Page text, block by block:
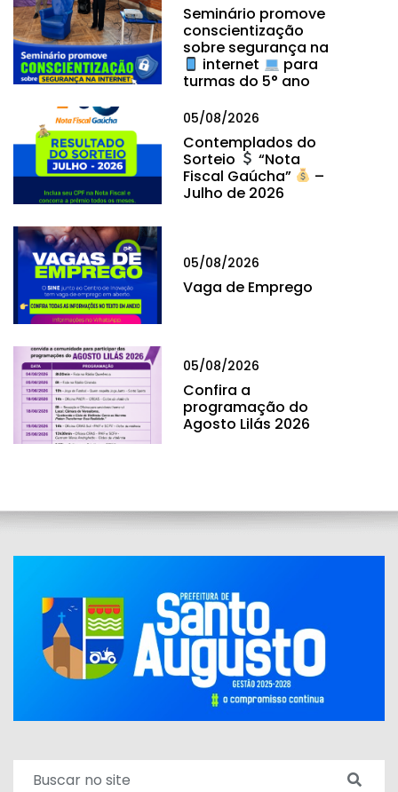
Seminário promove
conscientização
sobre segurança na
internet
para
turmas do 5° ano
05/08/2026
Contemplados do
Sorteio
“Nota
Fiscal Gaúcha”
–
Julho de 2026
05/08/2026
Vaga de Emprego
05/08/2026
Confira a
programação do
Agosto Lilás 2026